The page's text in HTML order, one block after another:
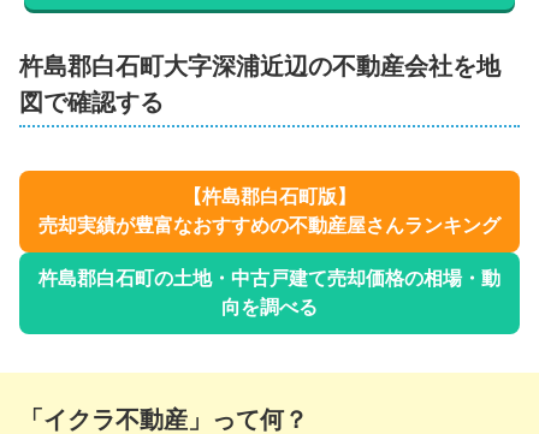
杵島郡白石町大字深浦近辺の不動産会社を地
図で確認する
【杵島郡白石町版】
売却実績が豊富なおすすめの不動産屋さんランキング
杵島郡白石町の土地・中古戸建て売却価格の相場・動
向を調べる
「イクラ不動産」って何？